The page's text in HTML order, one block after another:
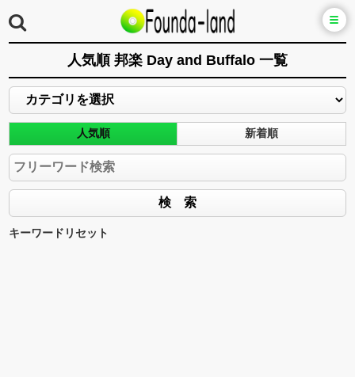
人気順 邦楽 Day and Buffalo 一覧
人気順 新着順
キーワードリセット